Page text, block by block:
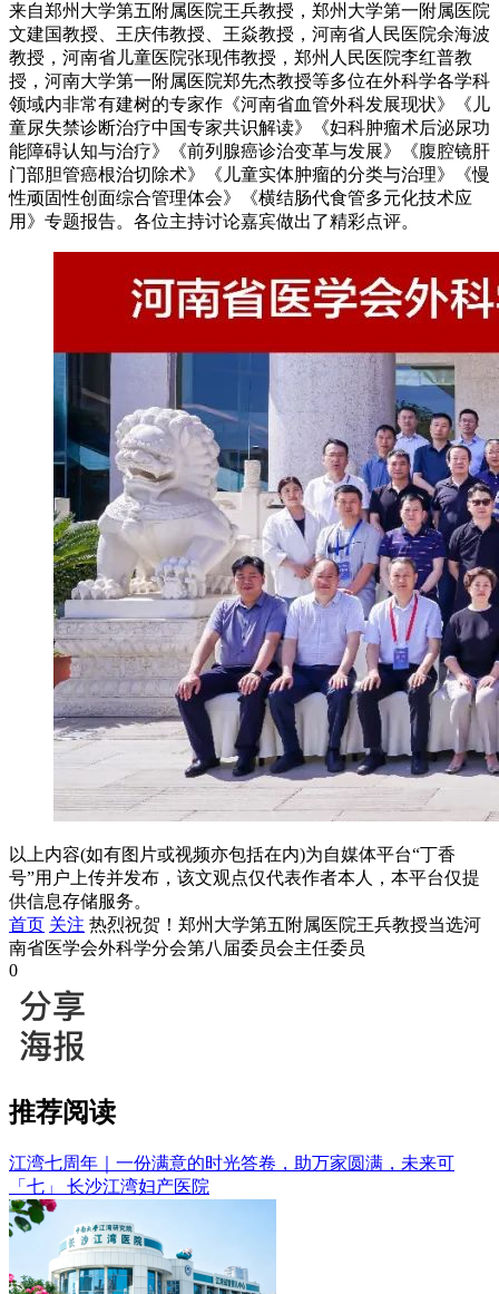
来自郑州大学第五附属医院王兵教授，郑州大学第一附属医院
文建国教授、王庆伟教授、王焱教授，河南省人民医院余海波
教授，河南省儿童医院张现伟教授，郑州人民医院李红普教
授，河南大学第一附属医院郑先杰教授等多位在外科学各学科
领域内非常有建树的专家作《河南省血管外科发展现状》《儿
童尿失禁诊断治疗中国专家共识解读》《妇科肿瘤术后泌尿功
能障碍认知与治疗》《前列腺癌诊治变革与发展》《腹腔镜肝
门部胆管癌根治切除术》《儿童实体肿瘤的分类与治理》《慢
性顽固性创面综合管理体会》《横结肠代食管多元化技术应
用》专题报告。各位主持讨论嘉宾做出了精彩点评。
以上内容(如有图片或视频亦包括在内)为自媒体平台“丁香
号”用户上传并发布，该文观点仅代表作者本人，本平台仅提
供信息存储服务。
首页 关注 热烈祝贺！郑州大学第五附属医院王兵教授当选河
南省医学会外科学分会第八届委员会主任委员
0
推荐阅读
江湾七周年｜一份满意的时光答卷，助万家圆满，未来可
「七」 长沙江湾妇产医院